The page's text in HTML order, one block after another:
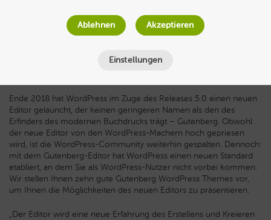
am14. Januar 2020
Minuten
Ende 2018 hat WordPress im Zuge des Releases 5.0 einen neuen
Editor gelauncht, der keinen geringeren Namen als den des
Erfinders des modernen Buchdrucks trägt – Gutenberg. Obwohl
der neue Editor von den WordPress-Machern hoch gepriesen
wird, ist die WordPress-Community weiterhin gespalten. Dennoch:
mit dem Gutenberg-Editor hat WordPress einen neuen Standard
etabliert, an dem Sie als WordPress-Nutzer nicht vorbei kommen.
Wir stellen Ihnen zehn gute Gutenberg WordPress Themes vor,
um Ihnen die Möglichkeiten des neuen Editors zu präsentieren.
„Der Editor wird eine neue Erfahrung des Erstellens und Kreieren
Einstellungen
Ablehnen Akzeptieren